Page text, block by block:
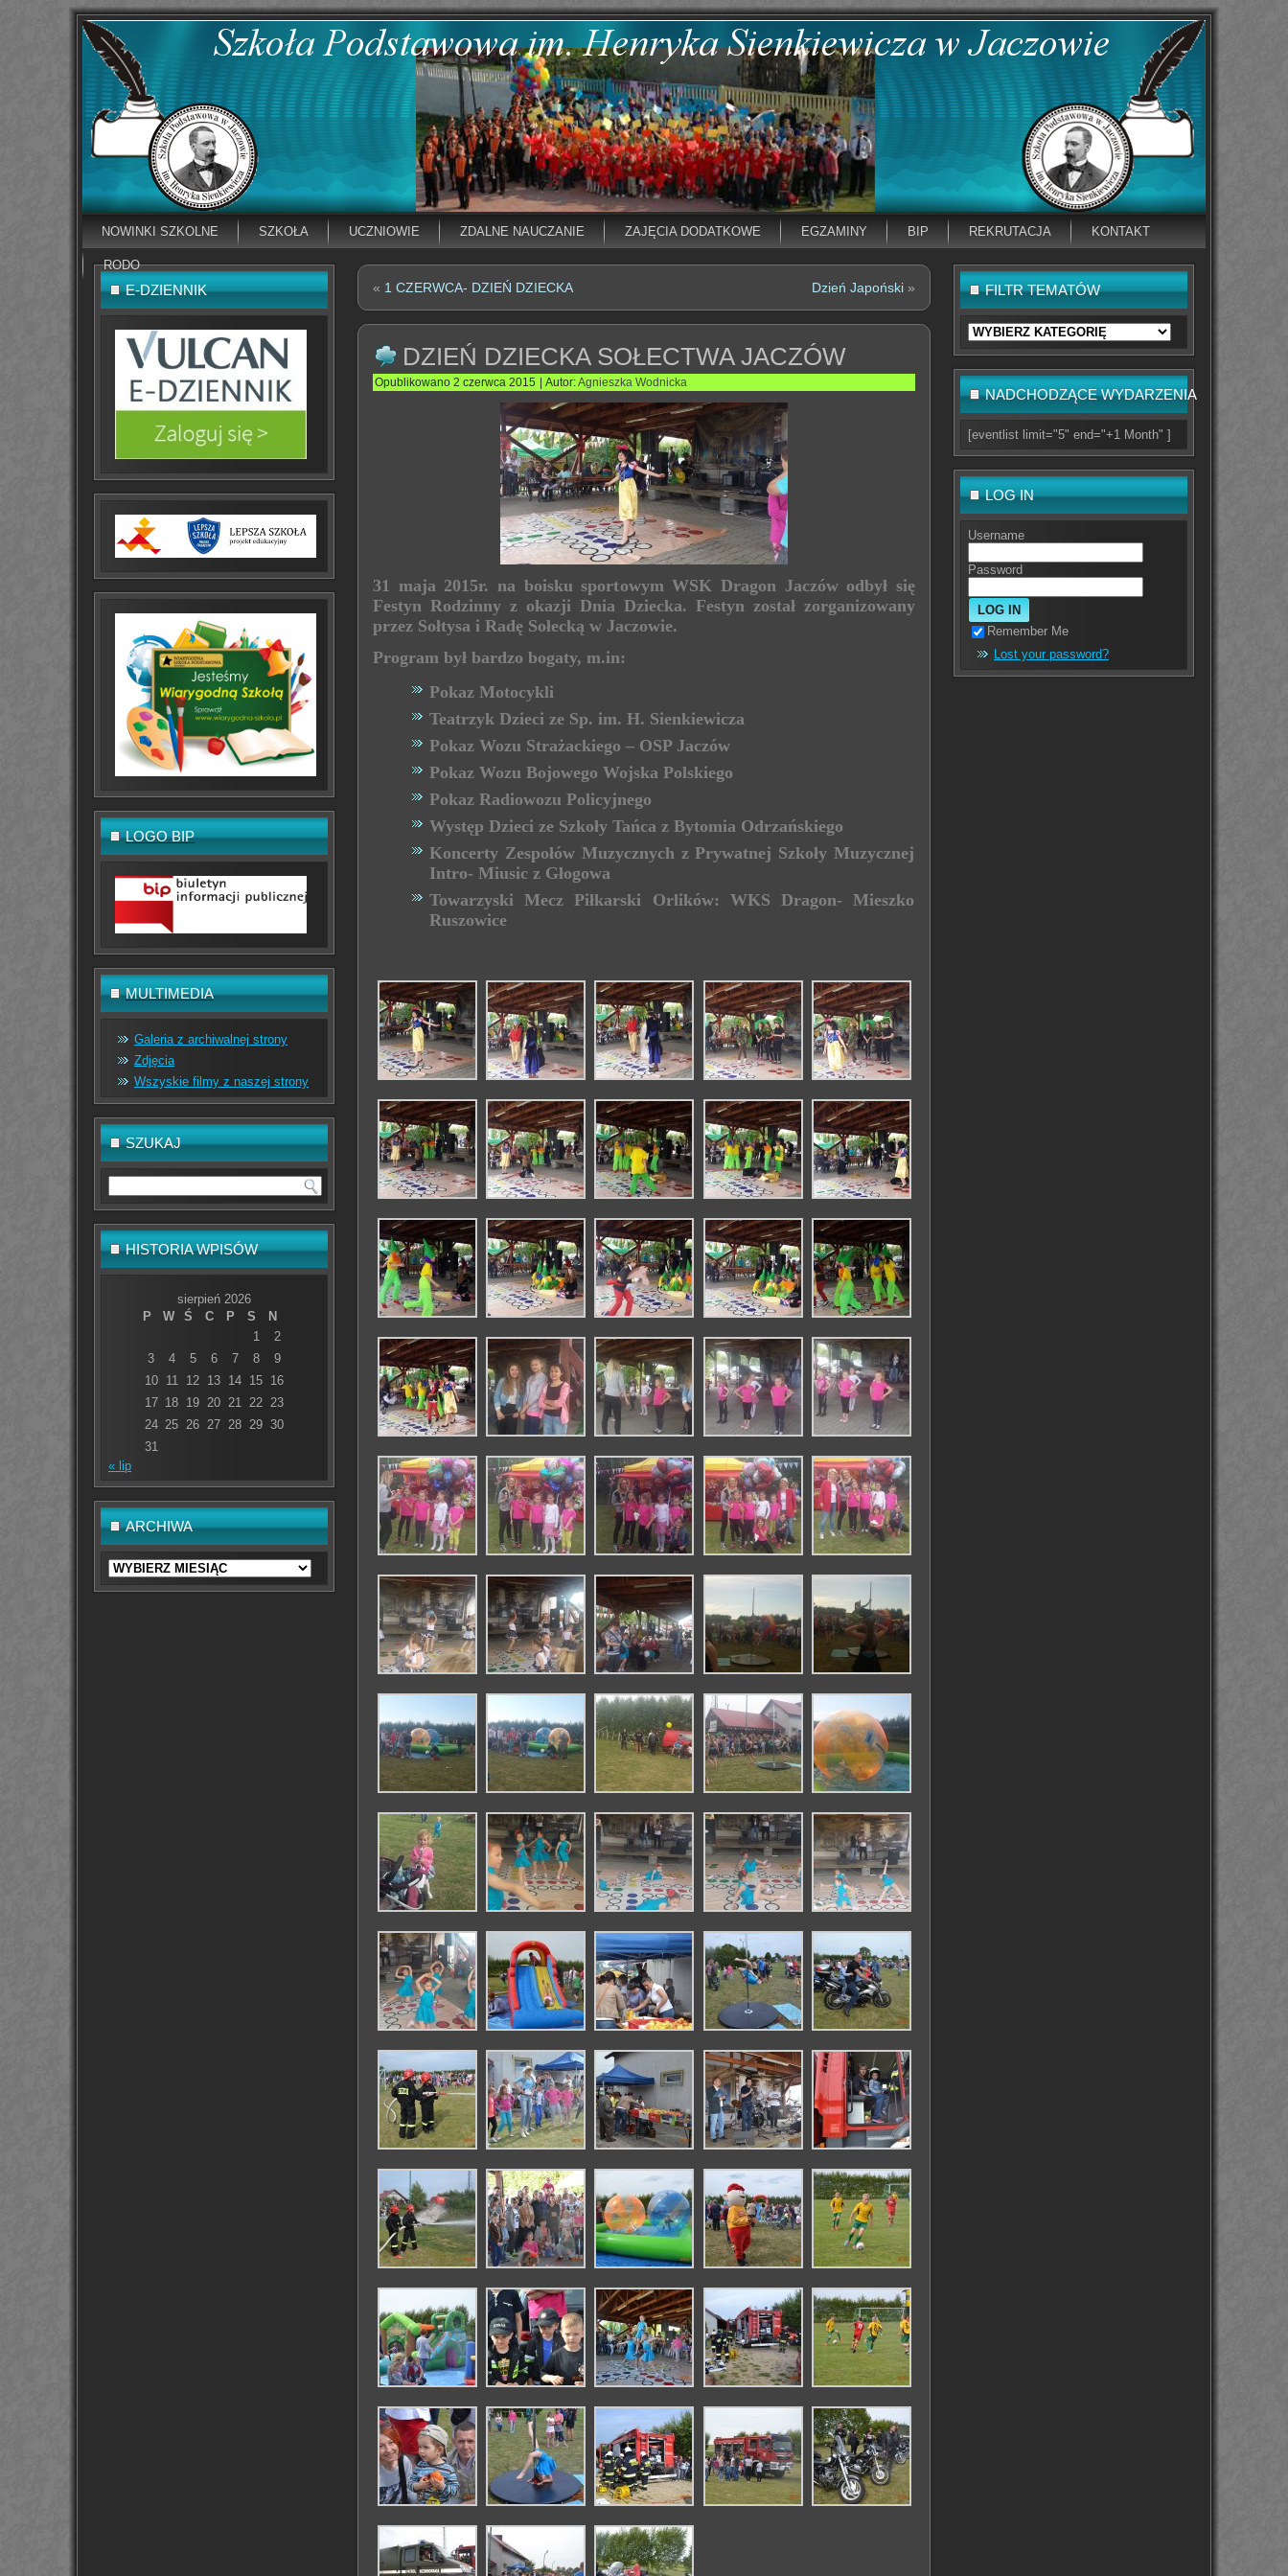
NOWINKI SZKOLNE SZKOŁA UCZNIOWIE ZDALNE NAUCZANIE ZAJĘCIA DODATKOWE EGZAMINY BIP REKRUTACJA KONTAKT
RODO
E-DZIENNIK
LOGO BIP
MULTIMEDIA
Galeria z archiwalnej strony
Zdjęcia
Wszyskie filmy z naszej strony
SZUKAJ
HISTORIA WPISÓW
sierpień 2026
P
W Ś C P S
N
1
2
3
4 5 6 7 8
9
10
11 12 13 14 15 16
17 18 19 20 21 22 23
24 25 26 27 28 29 30
31
« lip
ARCHIWA
Archiwa
« 1 CZERWCA- DZIEŃ DZIECKA Dzień Japoński »
DZIEŃ DZIECKA SOŁECTWA JACZÓW
Opublikowano 2 czerwca 2015 Autor:Agnieszka Wodnicka
31 maja 2015r. na boisku sportowym WSK Dragon Jaczów odbył się
Festyn Rodzinny z okazji Dnia Dziecka. Festyn został zorganizowany
przez Sołtysa i Radę Sołecką w Jaczowie.
Program był bardzo bogaty, m.in:
Pokaz Motocykli
Teatrzyk Dzieci ze Sp. im. H. Sienkiewicza
Pokaz Wozu Strażackiego – OSP Jaczów
Pokaz Wozu Bojowego Wojska Polskiego
Pokaz Radiowozu Policyjnego
Występ Dzieci ze Szkoły Tańca z Bytomia Odrzańskiego
Koncerty Zespołów Muzycznych z Prywatnej Szkoły Muzycznej
Intro- Miusic z Głogowa
Towarzyski Mecz Piłkarski Orlików: WKS Dragon- Mieszko
Ruszowice
FILTR TEMATÓW
Filtr
tematów
NADCHODZĄCE WYDARZENIA
[eventlist limit="5" end="+1 Month" ]
LOG IN
Username
Password
Remember Me
Lost your password?